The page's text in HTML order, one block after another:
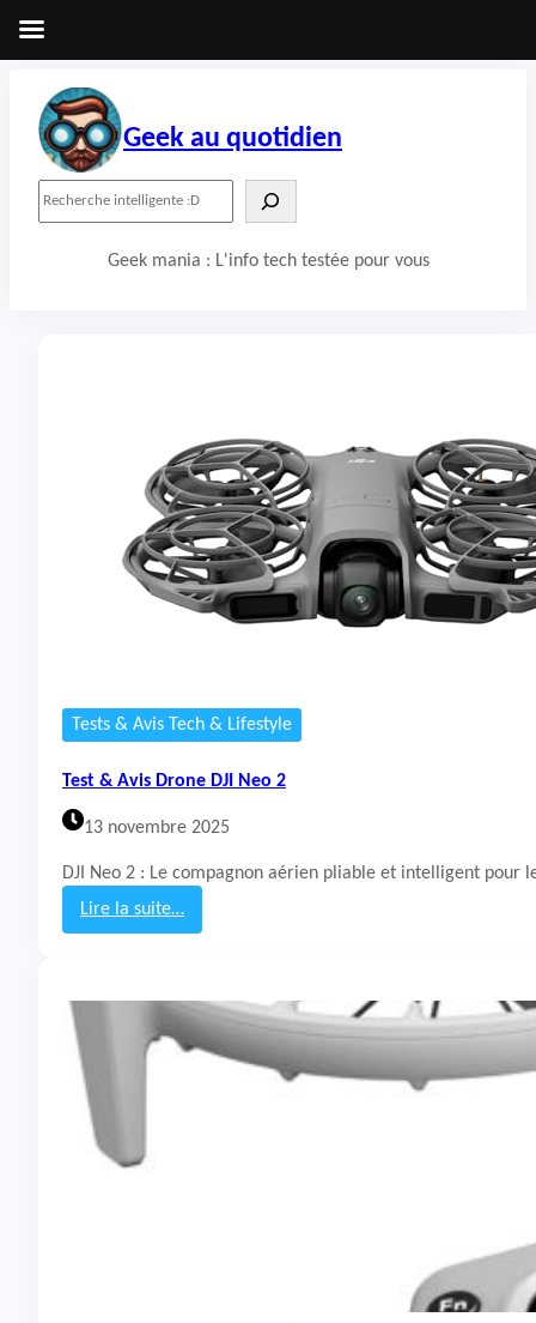
contenu
Geek au quotidien
Geek mania : L'info tech testée pour vous
Tests & Avis Tech & Lifestyle
Test & Avis Drone DJI Neo 2
13 novembre 2025
DJI Neo 2 : Le compagnon aérien pliable et intelligent
Lire la suite…
:
s
&